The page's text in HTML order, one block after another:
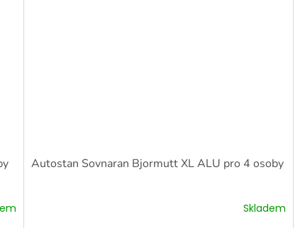
Autostan Sovnaran Bjormutt XL ALU pro 4 osoby
Skladem